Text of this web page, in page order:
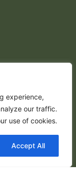
experience,
our traffic.
use of cookies.
Accept All